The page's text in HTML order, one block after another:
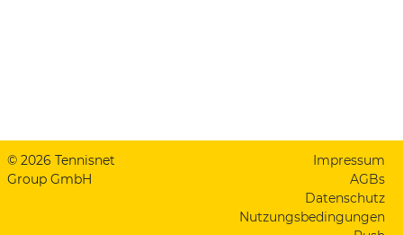
© 2026 Tennisnet
Group GmbH
Impressum
AGBs
Datenschutz
Nutzungsbedingungen